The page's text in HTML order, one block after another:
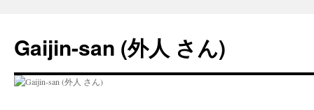
springen
Gaijin-san (外人 さん)